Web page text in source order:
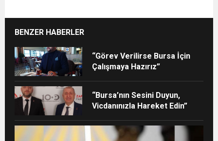
BENZER HABERLER
“Görev Verilirse Bursa İçin
Çalışmaya Hazırız”
“Bursa’nın Sesini Duyun,
Vicdanınızla Hareket Edin”